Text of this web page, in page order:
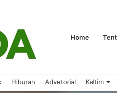
Home
Hiburan Advetorial Kaltim